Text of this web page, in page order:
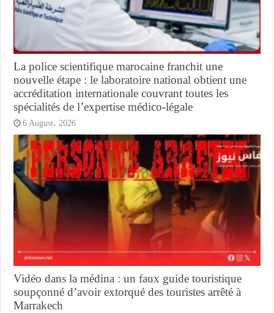
La police scientifique marocaine franchit une
nouvelle étape : le laboratoire national obtient une
accréditation internationale couvrant toutes les
spécialités de l’expertise médico-légale
6 August، 2026
Vidéo dans la médina : un faux guide touristique
soupçonné d’avoir extorqué des touristes arrêté à
Marrakech